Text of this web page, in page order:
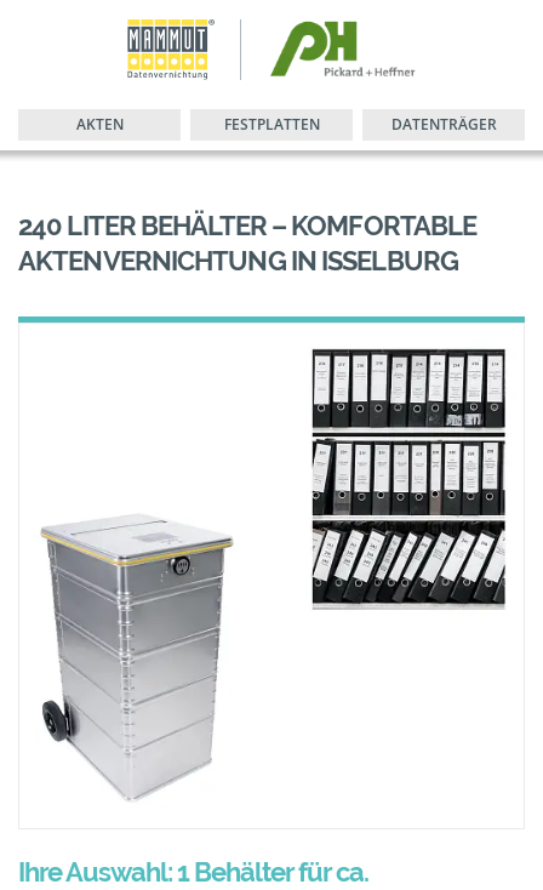
AKTEN FESTPLATTEN DATENTRÄGER
240 LITER BEHÄLTER – KOMFORTABLE
AKTENVERNICHTUNG IN ISSELBURG
Ihre Auswahl: 1 Behälter für ca.